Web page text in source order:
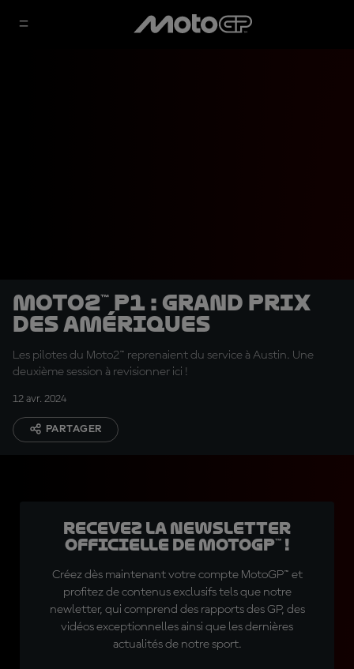
Moto2™ P1 : Grand Prix
des Amériques
Les pilotes du Moto2™ reprenaient du service à Austin. Une
deuxième session à revisionner ici !
12 avr. 2024
PARTAGER
Recevez la Newsletter
officielle de MotoGP™ !
Créez dès maintenant votre compte MotoGP™ et
profitez de contenus exclusifs tels que notre
newletter, qui comprend des rapports des GP, des
vidéos exceptionnelles ainsi que les dernières
actualités de notre sport.